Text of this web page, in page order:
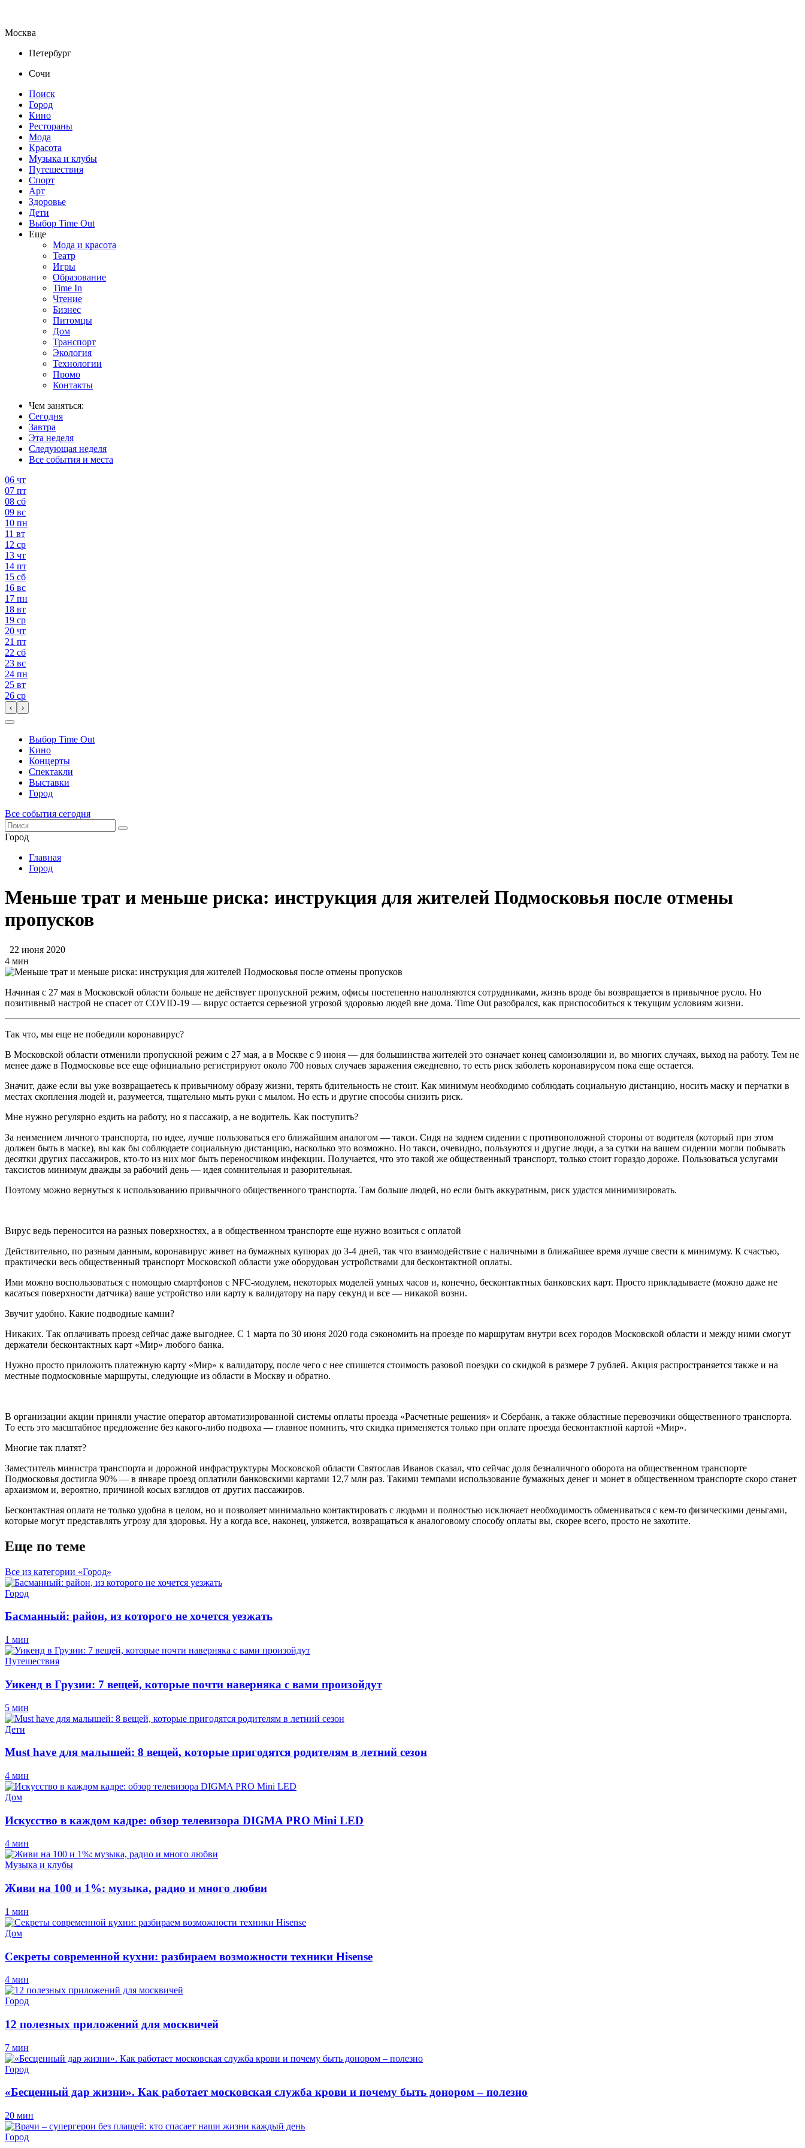
Москва
Петербург
Сочи
Поиск
Город
Кино
Рестораны
Мода
Красота
Музыка и клубы
Путешествия
Спорт
Арт
Здоровье
Дети
Выбор Time Out
Еще
Мода и красота
Театр
Игры
Образование
Time In
Чтение
Бизнес
Питомцы
Дом
Транспорт
Экология
Технологии
Промо
Контакты
Чем заняться:
Сегодня
Завтра
Эта неделя
Следующая неделя
Все события и места
06 чт
07 пт
08 сб
09 вс
10 пн
11 вт
12 ср
13 чт
14 пт
15 сб
16 вс
17 пн
18 вт
19 ср
20 чт
21 пт
22 сб
23 вс
24 пн
25 вт
26 ср
‹ ›
Выбор Time Out
Кино
Концерты
Спектакли
Выставки
Город
Все события сегодня
Город
Главная
Город
Меньше трат и меньше риска: инструкция для жителей Подмосковья после отмены
пропусков
22 июня 2020
4 мин
Начиная с 27 мая в Московской области больше не действует пропускной режим, офисы постепенно наполняются сотрудниками, жизнь вроде бы возвращается в привычное русло. Но
позитивный настрой не спасет от COVID-19 — вирус остается серьезной угрозой здоровью людей вне дома. Time Out разобрался, как приспособиться к текущим условиям жизни.
Так что, мы еще не победили коронавирус?
В Московской области отменили пропускной режим с 27 мая, а в Москве с 9 июня — для большинства жителей это означает конец самоизоляции и, во многих случаях, выход на работу. Тем не
менее даже в Подмосковье все еще официально регистрируют около 700 новых случаев заражения ежедневно, то есть риск заболеть коронавирусом пока еще остается.
Значит, даже если вы уже возвращаетесь к привычному образу жизни, терять бдительность не стоит. Как минимум необходимо соблюдать социальную дистанцию, носить маску и перчатки в
местах скопления людей и, разумеется, тщательно мыть руки с мылом. Но есть и другие способы снизить риск.
Мне нужно регулярно ездить на работу, но я пассажир, а не водитель. Как поступить?
За неимением личного транспорта, по идее, лучше пользоваться его ближайшим аналогом — такси. Сидя на заднем сидении с противоположной стороны от водителя (который при этом
должен быть в маске), вы как бы соблюдаете социальную дистанцию, насколько это возможно. Но такси, очевидно, пользуются и другие люди, а за сутки на вашем сидении могли побывать
десятки других пассажиров, кто-то из них мог быть переносчиком инфекции. Получается, что это такой же общественный транспорт, только стоит гораздо дороже. Пользоваться услугами
таксистов минимум дважды за рабочий день — идея сомнительная и разорительная.
Поэтому можно вернуться к использованию привычного общественного транспорта. Там больше людей, но если быть аккуратным, риск удастся минимизировать.
Вирус ведь переносится на разных поверхностях, а в общественном транспорте еще нужно возиться с оплатой
Действительно, по разным данным, коронавирус живет на бумажных купюрах до 3-4 дней, так что взаимодействие с наличными в ближайшее время лучше свести к минимуму. К счастью,
практически весь общественный транспорт Московской области уже оборудован устройствами для бесконтактной оплаты.
Ими можно воспользоваться с помощью смартфонов с NFC-модулем, некоторых моделей умных часов и, конечно, бесконтактных банковских карт. Просто прикладываете (можно даже не
касаться поверхности датчика) ваше устройство или карту к валидатору на пару секунд и все — никакой возни.
Звучит удобно. Какие подводные камни?
Никаких. Так оплачивать проезд сейчас даже выгоднее. С 1 марта по 30 июня 2020 года сэкономить на проезде по маршрутам внутри всех городов Московской области и между ними смогут
держатели бесконтактных карт «Мир» любого банка.
Нужно просто приложить платежную карту «Мир» к валидатору, после чего с нее спишется стоимость разовой поездки со скидкой в размере 7 рублей. Акция распространяется также и на
местные подмосковные маршруты, следующие из области в Москву и обратно.
В организации акции приняли участие оператор автоматизированной системы оплаты проезда «Расчетные решения» и Сбербанк, а также областные перевозчики общественного транспорта.
То есть это масштабное предложение без какого-либо подвоха — главное помнить, что скидка применяется только при оплате проезда бесконтактной картой «Мир».
Многие так платят?
Заместитель министра транспорта и дорожной инфраструктуры Московской области Святослав Иванов сказал, что сейчас доля безналичного оборота на общественном транспорте
Подмосковья достигла 90% — в январе проезд оплатили банковскими картами 12,7 млн раз. Такими темпами использование бумажных денег и монет в общественном транспорте скоро станет
архаизмом и, вероятно, причиной косых взглядов от других пассажиров.
Бесконтактная оплата не только удобна в целом, но и позволяет минимально контактировать с людьми и полностью исключает необходимость обмениваться с кем-то физическими деньгами,
которые могут представлять угрозу для здоровья. Ну а когда все, наконец, уляжется, возвращаться к аналоговому способу оплаты вы, скорее всего, просто не захотите.
Еще по теме
Все из категории «Город»
Город
Басманный: район, из которого не хочется уезжать
1 мин
Путешествия
Уикенд в Грузии: 7 вещей, которые почти наверняка с вами произойдут
5 мин
Дети
Must have для малышей: 8 вещей, которые пригодятся родителям в летний сезон
4 мин
Дом
Искусство в каждом кадре: обзор телевизора DIGMA PRO Mini LED
4 мин
Музыка и клубы
Живи на 100 и 1%: музыка, радио и много любви
1 мин
Дом
Секреты современной кухни: разбираем возможности техники Hisense
4 мин
Город
12 полезных приложений для москвичей
7 мин
Город
«Бесценный дар жизни». Как работает московская служба крови и почему быть донором – полезно
20 мин
Город